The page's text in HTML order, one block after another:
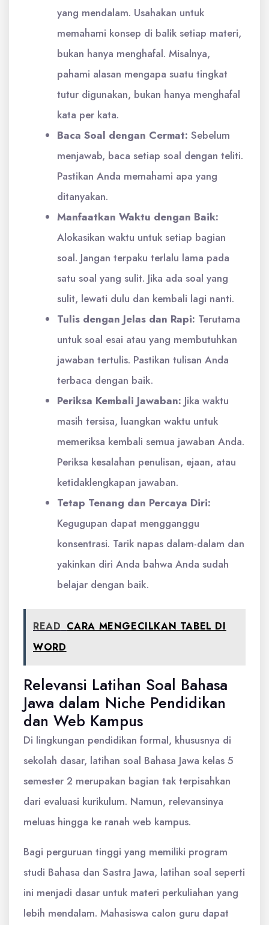
yang mendalam. Usahakan untuk
memahami konsep di balik setiap materi,
bukan hanya menghafal. Misalnya,
pahami alasan mengapa suatu tingkat
tutur digunakan, bukan hanya menghafal
kata per kata.
Baca Soal dengan Cermat: Sebelum
menjawab, baca setiap soal dengan teliti.
Pastikan Anda memahami apa yang
ditanyakan.
Manfaatkan Waktu dengan Baik:
Alokasikan waktu untuk setiap bagian
soal. Jangan terpaku terlalu lama pada
satu soal yang sulit. Jika ada soal yang
sulit, lewati dulu dan kembali lagi nanti.
Tulis dengan Jelas dan Rapi: Terutama
untuk soal esai atau yang membutuhkan
jawaban tertulis. Pastikan tulisan Anda
terbaca dengan baik.
Periksa Kembali Jawaban: Jika waktu
masih tersisa, luangkan waktu untuk
memeriksa kembali semua jawaban Anda.
Periksa kesalahan penulisan, ejaan, atau
ketidaklengkapan jawaban.
Tetap Tenang dan Percaya Diri:
Kegugupan dapat mengganggu
konsentrasi. Tarik napas dalam-dalam dan
yakinkan diri Anda bahwa Anda sudah
belajar dengan baik.
READ CARA MENGECILKAN TABEL DI
WORD
Relevansi Latihan Soal Bahasa
Jawa dalam Niche Pendidikan
dan Web Kampus
Di lingkungan pendidikan formal, khususnya di
sekolah dasar, latihan soal Bahasa Jawa kelas 5
semester 2 merupakan bagian tak terpisahkan
dari evaluasi kurikulum. Namun, relevansinya
meluas hingga ke ranah web kampus.
Bagi perguruan tinggi yang memiliki program
studi Bahasa dan Sastra Jawa, latihan soal seperti
ini menjadi dasar untuk materi perkuliahan yang
lebih mendalam. Mahasiswa calon guru dapat